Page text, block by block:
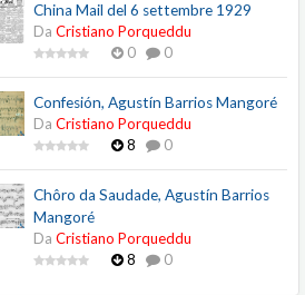
China Mail del 6 settembre 1929
Da Cristiano Porqueddu
0
0
Confesión, Agustín Barrios Mangoré
Da Cristiano Porqueddu
8
0
Chôro da Saudade, Agustín Barrios
Mangoré
Da Cristiano Porqueddu
8
0